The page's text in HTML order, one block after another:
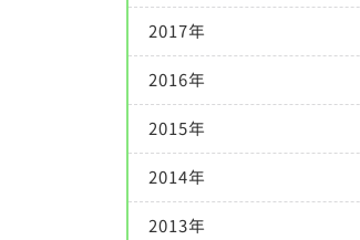
2017年
2016年
2015年
2014年
2013年